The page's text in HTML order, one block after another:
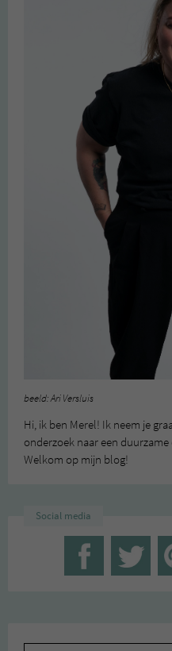
beeld: Ari Versluis
Hi, ik ben Merel! Ik neem je
onderzoek naar een
Welkom op mijn blog!
Social media